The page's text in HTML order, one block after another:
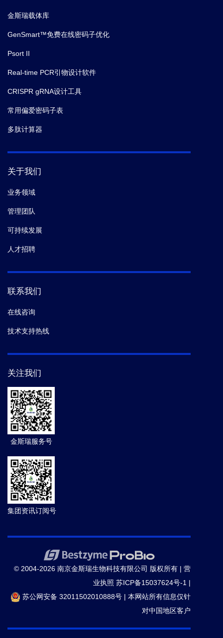
金斯瑞载体库
GenSmart™免费在线密码子优化
Psort II
Real-time PCR引物设计软件
CRISPR gRNA设计工具
常用偏爱密码子表
多肽计算器
关于我们
业务领域
管理团队
可持续发展
人才招聘
联系我们
在线咨询
技术支持热线
关注我们
金斯瑞服务号
集团资讯订阅号
© 2004-2026 南京金斯瑞生物科技有限公司 版权所有 | 营
业执照 苏ICP备15037624号-1 |
苏公网安备 32011502010888号 | 本网站所有信息仅针
对中国地区客户